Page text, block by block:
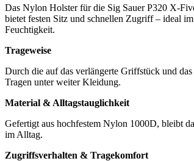
Das Nylon Holster für die Sig Sauer P320 X-
bietet festen Sitz und schnellen Zugriff – ideal
Feuchtigkeit.
Trageweise
Durch die auf das verlängerte Griffstück und
Tragen unter weiter Kleidung.
Material & Alltagstauglichkeit
Gefertigt aus hochfestem Nylon 1000D, bleibt
im Alltag.
Zugriffsverhalten & Tragekomfort